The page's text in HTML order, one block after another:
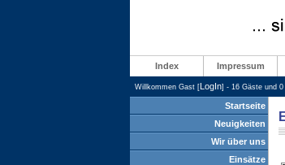
Index Impressum
Willkommen Gast [LogIn] - 16 Gäste und 0
Startseite
Neuigkeiten
Wir über uns
Einsätze